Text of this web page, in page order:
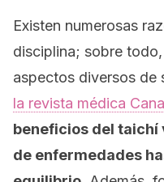
Existen numerosas
disciplina; sobre
aspectos diversos de
la revista médica
beneficios del taichí
de enfermedades